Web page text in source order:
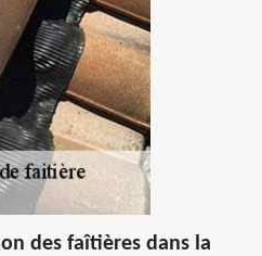
des faîtières dans la